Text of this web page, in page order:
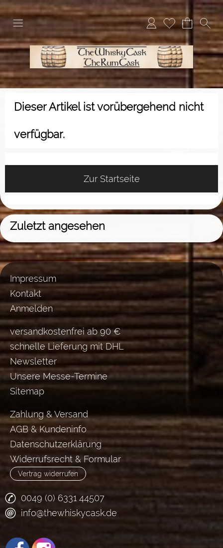
Dieser Artikel ist vorübergehend nicht
verfügbar.
Zur Startseite
Zuletzt angesehen
Impressum
Kontakt
Anmelden
versandkostenfrei ab 90 €
schnelle Lieferung mit DHL
Newsletter
Unsere Messe-Termine
Sitemap
Zahlung & Versand
AGB & Kundeninfo
Datenschutzerklärung
Widerrufsrecht & Formular
Vertrag widerrufen
0049 (0) 6331 44507
info@thewhiskycask.de